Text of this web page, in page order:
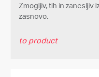
Zmogljiv, tih in zanesljiv
zasnovo.
to product